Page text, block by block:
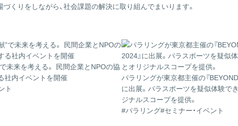
くりをしながら、社会課題の解決に取り組んでまいります。
未来を考える。 民間企業とNPOの協
社内イベントを開催
ト
パラリングが東京都主催の『
に出展。パラスポーツを疑似体験で
ジナルスコープを提供。
#パラリング#セミナー・イベント